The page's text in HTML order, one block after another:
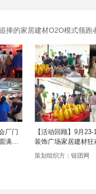
捧的家居建材O2O模式领跑
厂门
满落
【活动回顾】9月
装饰广场家居建材狂
场！！！
策划组织方：链团网